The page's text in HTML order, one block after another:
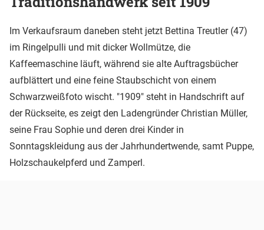
Im Verkaufsraum daneben steht jetzt Bettina Treutler (47)
im Ringelpulli und mit dicker Wollmütze, die
Kaffeemaschine läuft, während sie alte Auftragsbücher
aufblättert und eine feine Staubschicht von einem
Schwarzweißfoto wischt. "1909" steht in Handschrift auf
der Rückseite, es zeigt den Ladengründer Christian Müller,
seine Frau Sophie und deren drei Kinder in
Sonntagskleidung aus der Jahrhundertwende, samt Puppe,
Holzschaukelpferd und Zamperl.